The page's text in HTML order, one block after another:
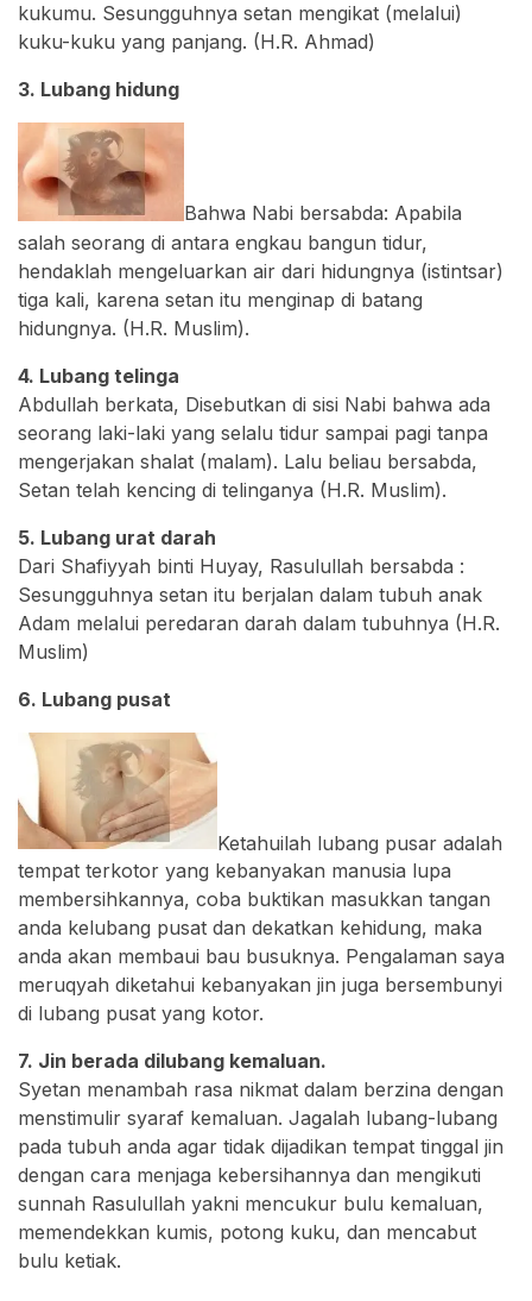
kukumu. Sesungguhnya setan mengikat (melalui)
kuku-kuku yang panjang. (H.R. Ahmad)
3. Lubang hidung
Bahwa Nabi bersabda: Apabila
salah seorang di antara engkau bangun tidur,
hendaklah mengeluarkan air dari hidungnya (istintsar)
tiga kali, karena setan itu menginap di batang
hidungnya. (H.R. Muslim).
4. Lubang telinga
Abdullah berkata, Disebutkan di sisi Nabi bahwa ada
seorang laki-laki yang selalu tidur sampai pagi tanpa
mengerjakan shalat (malam). Lalu beliau bersabda,
Setan telah kencing di telinganya (H.R. Muslim).
5. Lubang urat darah
Dari Shafiyyah binti Huyay, Rasulullah bersabda :
Sesungguhnya setan itu berjalan dalam tubuh anak
Adam melalui peredaran darah dalam tubuhnya (H.R.
Muslim)
6. Lubang pusat
Ketahuilah lubang pusar adalah
tempat terkotor yang kebanyakan manusia lupa
membersihkannya, coba buktikan masukkan tangan
anda kelubang pusat dan dekatkan kehidung, maka
anda akan membaui bau busuknya. Pengalaman saya
meruqyah diketahui kebanyakan jin juga bersembunyi
di lubang pusat yang kotor.
7. Jin berada dilubang kemaluan.
Syetan menambah rasa nikmat dalam berzina dengan
menstimulir syaraf kemaluan. Jagalah lubang-lubang
pada tubuh anda agar tidak dijadikan tempat tinggal jin
dengan cara menjaga kebersihannya dan mengikuti
sunnah Rasulullah yakni mencukur bulu kemaluan,
memendekkan kumis, potong kuku, dan mencabut
bulu ketiak.